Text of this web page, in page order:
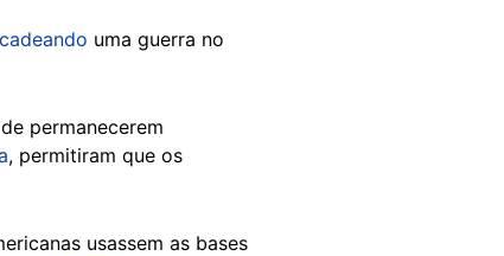
uma guerra no
permanecerem
, permitiram que os
usassem as bases